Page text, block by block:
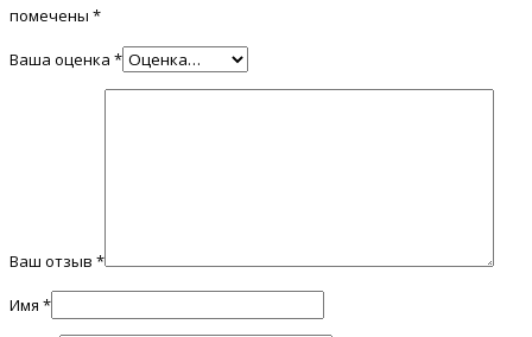
помечены *
Ваша оценка *
Ваш отзыв *
Имя *